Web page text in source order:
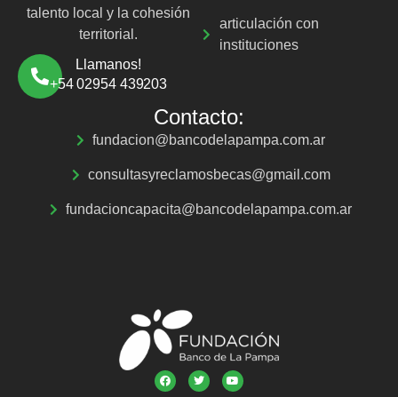
talento local y la cohesión
territorial.
Llamanos!
+54 02954 439203
articulación con
instituciones
Contacto:
fundacion@bancodelapampa.com.ar
consultasyreclamosbecas@gmail.com
fundacioncapacita@bancodelapampa.com.ar